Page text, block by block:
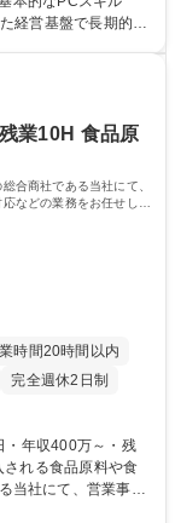
や書類作成 ■契約
学
業10H 食品原
合商社である当社にて、
などの業務をお任せしま
時間20時間以内
完全週休2日制
当社にて、営業事務
応などの業務をお任